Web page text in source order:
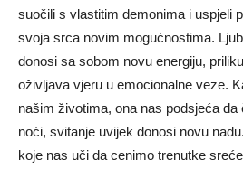
suočili s vlastitim demonima i uspjeli
svoja srca novim mogućnostima.
donosi sa sobom novu energiju,
oživljava vjeru u emocionalne veze.
našim životima, ona nas podsjeća da
noći, svitanje uvijek donosi novu nadu.
koje nas uči da cenimo trenutke